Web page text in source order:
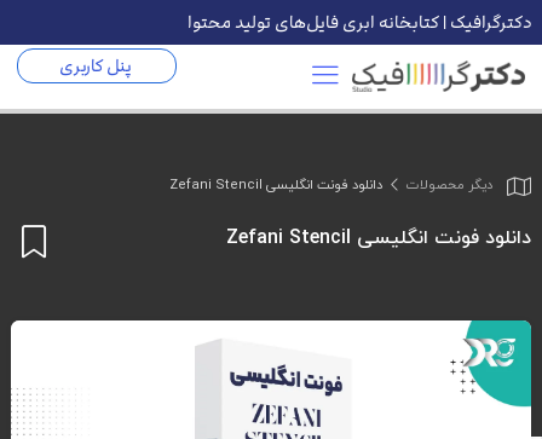
دکترگرافیک | کتابخانه ابری فایل‌های تولید محتوا
پنل کاربری
دیگر محصولات دانلود فونت انگلیسی Zefani Stencil
دانلود فونت انگلیسی Zefani Stencil